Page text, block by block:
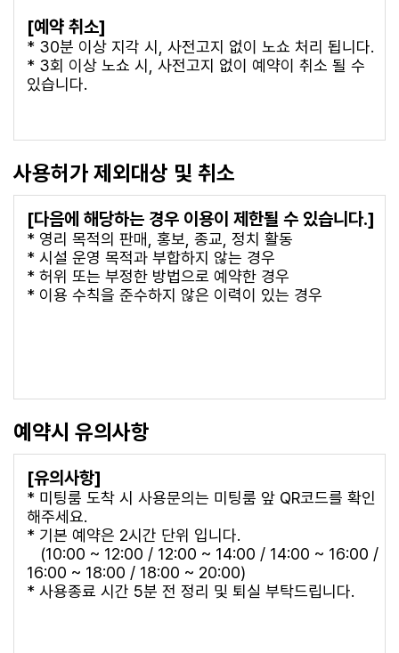
[예약 취소]
* 30분 이상 지각 시, 사전고지 없이 노쇼 처리 됩니다.
* 3회 이상 노쇼 시, 사전고지 없이 예약이 취소 될 수
있습니다.
사용허가 제외대상 및 취소
[다음에 해당하는 경우 이용이 제한될 수 있습니다.]
* 영리 목적의 판매, 홍보, 종교, 정치 활동
* 시설 운영 목적과 부합하지 않는 경우
* 허위 또는 부정한 방법으로 예약한 경우
* 이용 수칙을 준수하지 않은 이력이 있는 경우
예약시 유의사항
[유의사항]
* 미팅룸 도착 시 사용문의는 미팅룸 앞 QR코드를 확인
해주세요.
* 기본 예약은 2시간 단위 입니다.
(10:00 ~ 12:00 / 12:00 ~ 14:00 / 14:00 ~ 16:00 /
16:00 ~ 18:00 / 18:00 ~ 20:00)
* 사용종료 시간 5분 전 정리 및 퇴실 부탁드립니다.